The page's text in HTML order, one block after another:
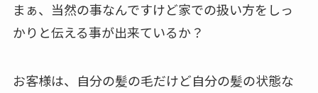
まぁ、当然の事なんですけど家での扱い方をしっ
かりと伝える事が出来ているか？
お客様は、自分の髪の毛だけど自分の髪の状態な